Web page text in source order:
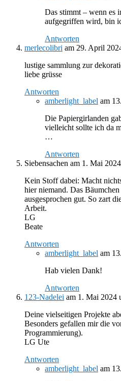
Das stimmt – wenn es
aufgegriffen wird, bin
Antworten
merlecolibri am 29. April
lustige sammlung zur
liebe grüsse
Antworten
amberlight_label am
Die Papiergirlanden
vielleicht sollte ich da
…
Antworten
Siebensachen am 1. Mai
Kein Stoff dabei: Macht
hier niemand. Das
ausgesprochen gut. So zart
Arbeit.
LG
Beate
Antworten
amberlight_label am
Hab vielen Dank!
Antworten
123-Nadelei am 1. Mai 2024
Deine vielseitigen Projekte
Besonders gefallen mir die
Programmierung).
LG Ute
Antworten
amberlight_label am